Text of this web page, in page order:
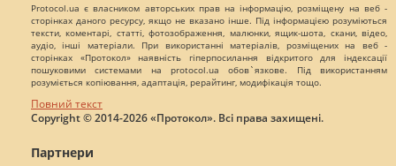
Protocol.ua є власником авторських прав на інформацію, розміщену на веб -
сторінках даного ресурсу, якщо не вказано інше. Під інформацією розуміються
тексти, коментарі, статті, фотозображення, малюнки, ящик-шота, скани, відео,
аудіо, інші матеріали. При використанні матеріалів, розміщених на веб -
сторінках «Протокол» наявність гіперпосилання відкритого для індексації
пошуковими системами на protocol.ua обов`язкове. Під використанням
розуміється копіювання, адаптація, рерайтинг, модифікація тощо.
Повний текст
Copyright © 2014-2026 «Протокол». Всі права захищені.
Партнери